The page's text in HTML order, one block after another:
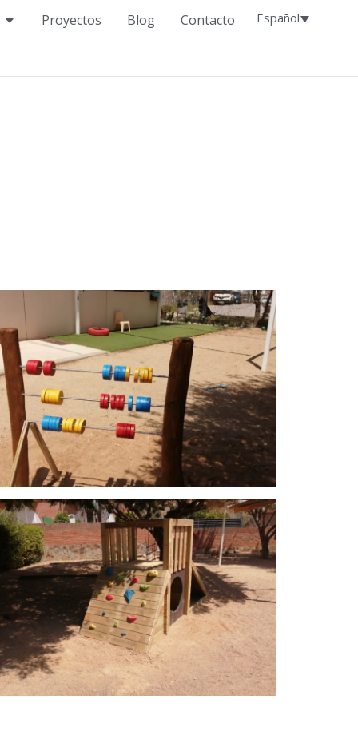
Proyectos Blog Contacto Español